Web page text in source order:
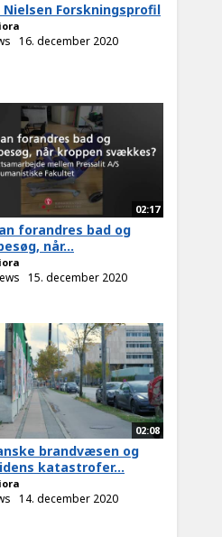
Nielsen Forskningsprofil
16. december 2020
02:17
forandres bad og
når...
15. december 2020
02:08
brandvæsen og
katastrofer...
14. december 2020